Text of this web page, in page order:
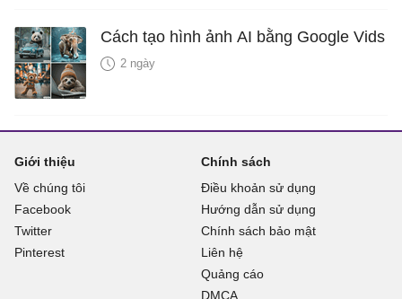
Cách tạo hình ảnh AI bằng Google Vids
2 ngày
Giới thiệu
Về chúng tôi
Facebook
Twitter
Pinterest
Chính sách
Điều khoản sử dụng
Hướng dẫn sử dụng
Chính sách bảo mật
Liên hệ
Quảng cáo
DMCA